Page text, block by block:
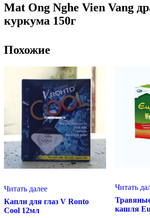
Mat Ong Nghe Vien Vang
куркума 150г
Похожие
Читать далее
Капли для глаз V Ronto
Cool 12мл
Читать
кашля